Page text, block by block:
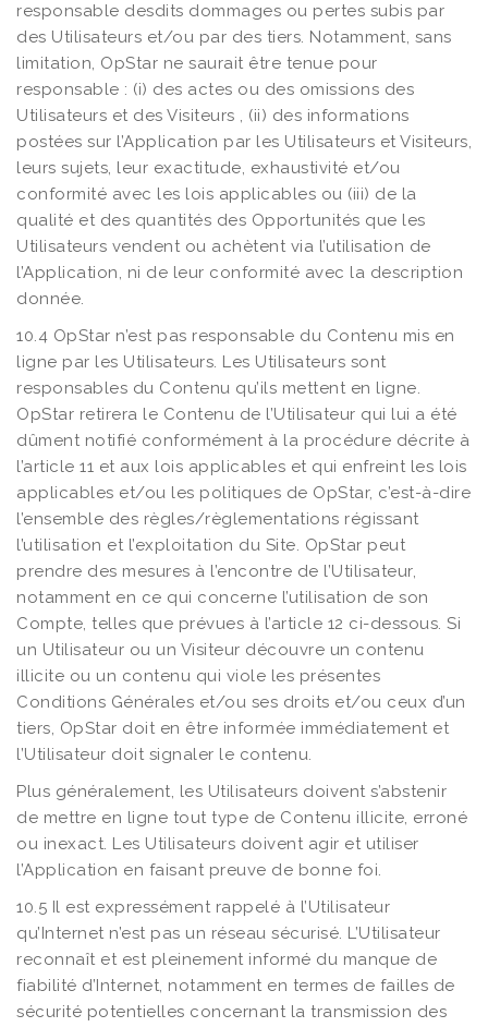
responsable desdits dommages ou pertes subis par
des Utilisateurs et/ou par des tiers. Notamment, sans
limitation, OpStar ne saurait être tenue pour
responsable : (i) des actes ou des omissions des
Utilisateurs et des Visiteurs , (ii) des informations
postées sur l’Application par les Utilisateurs et Visiteurs,
leurs sujets, leur exactitude, exhaustivité et/ou
conformité avec les lois applicables ou (iii) de la
qualité et des quantités des Opportunités que les
Utilisateurs vendent ou achètent via l’utilisation de
l’Application, ni de leur conformité avec la description
donnée.
10.4 OpStar n’est pas responsable du Contenu mis en
ligne par les Utilisateurs. Les Utilisateurs sont
responsables du Contenu qu’ils mettent en ligne.
OpStar retirera le Contenu de l’Utilisateur qui lui a été
dûment notifié conformément à la procédure décrite à
l’article 11 et aux lois applicables et qui enfreint les lois
applicables et/ou les politiques de OpStar, c’est-à-dire
l’ensemble des règles/règlementations régissant
l’utilisation et l’exploitation du Site. OpStar peut
prendre des mesures à l’encontre de l’Utilisateur,
notamment en ce qui concerne l’utilisation de son
Compte, telles que prévues à l’article 12 ci-dessous. Si
un Utilisateur ou un Visiteur découvre un contenu
illicite ou un contenu qui viole les présentes
Conditions Générales et/ou ses droits et/ou ceux d’un
tiers, OpStar doit en être informée immédiatement et
l’Utilisateur doit signaler le contenu.
Plus généralement, les Utilisateurs doivent s’abstenir
de mettre en ligne tout type de Contenu illicite, erroné
ou inexact. Les Utilisateurs doivent agir et utiliser
l’Application en faisant preuve de bonne foi.
10.5 Il est expressément rappelé à l’Utilisateur
qu’Internet n’est pas un réseau sécurisé. L’Utilisateur
reconnaît et est pleinement informé du manque de
fiabilité d’Internet, notamment en termes de failles de
sécurité potentielles concernant la transmission des